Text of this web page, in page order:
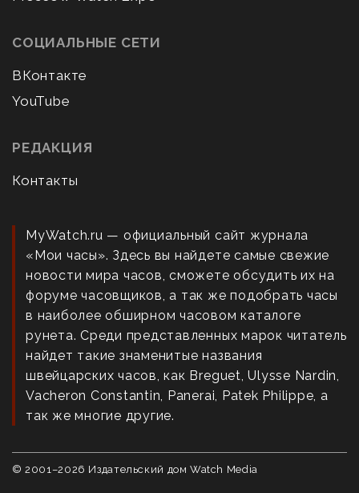
СОЦИАЛЬНЫЕ СЕТИ
ВКонтакте
YouTube
РЕДАКЦИЯ
Контакты
MyWatch.ru — официальный сайт журнала
«Мои часы». Здесь вы найдете самые свежие
новости мира часов, сможете обсудить их на
форуме часовщиков, а так же подобрать часы
в наиболее обширном часовом каталоге
рунета. Среди представленных марок читатель
найдет такие знаменитые названия
швейцарских часов, как Breguet, Ulysse Nardin,
Vacheron Constantin, Panerai, Patek Philippe, а
так же многие другие.
© 2001–2026 Издательский дом Watch Media